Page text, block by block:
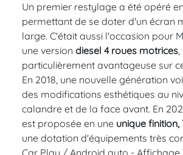
Un premier restylage a été opéré
permettant de se doter d'un écran
large. C'était aussi l'occasion pour
une version diesel 4 roues motrices,
particulièrement avantageuse sur
En 2018, une nouvelle génération
des modifications esthétiques au
calandre et de la face avant. En
est proposée en une unique finition,
une dotation d'équipements très